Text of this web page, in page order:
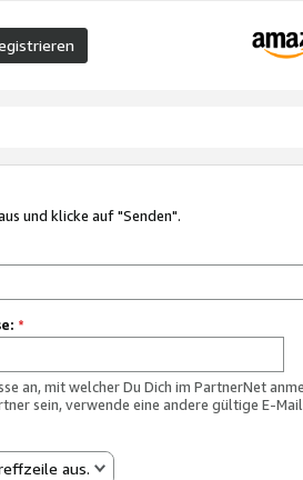
und klicke auf "Senden".
*
an, mit welcher Du Dich im PartnerNet
sein, verwende eine andere gültige E-
aus.